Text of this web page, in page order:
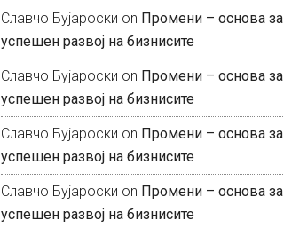
Славчо Бујароски on Промени – основа за
успешен развој на бизнисите
Славчо Бујароски on Промени – основа за
успешен развој на бизнисите
Славчо Бујароски on Промени – основа за
успешен развој на бизнисите
Славчо Бујароски on Промени – основа за
успешен развој на бизнисите